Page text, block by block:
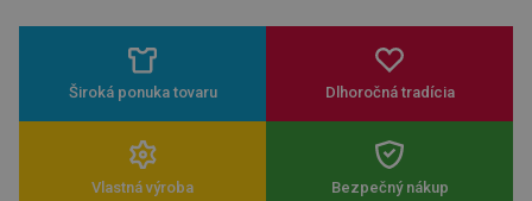
Široká ponuka tovaru Dlhoročná tradícia
Vlastná výroba Bezpečný nákup